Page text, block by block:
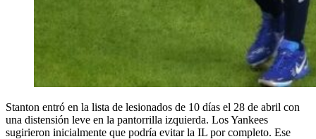
Stanton entró en la lista de lesionados de 10 días el 28 de abril con
una distensión leve en la pantorrilla izquierda. Los Yankees
sugirieron inicialmente que podría evitar la IL por completo. Ese